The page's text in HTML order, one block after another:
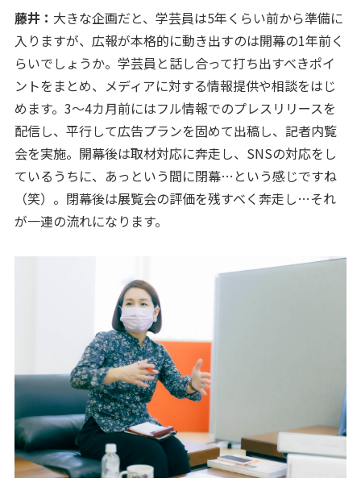
藤井： 大きな企画だと、学芸員は5年くらい前から準備に
入りますが、広報が本格的に動き出すのは開幕の1年前く
らいでしょうか。学芸員と話し合って打ち出すべきポイ
ントをまとめ、メディアに対する情報提供や相談をはじ
めます。3〜4カ月前にはフル情報でのプレスリリースを
配信し、平行して広告プランを固めて出稿し、記者内覧
会を実施。開幕後は取材対応に奔走し、SNSの対応をし
ているうちに、あっという間に閉幕…という感じですね
（笑）。閉幕後は展覧会の評価を残すべく奔走し…それ
が一連の流れになります。